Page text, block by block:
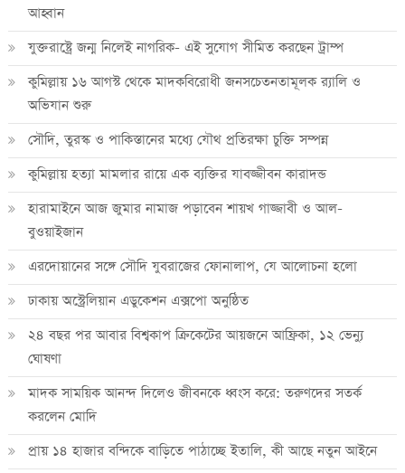
আহ্বান
যুক্তরাষ্ট্রে জন্ম নিলেই নাগরিক- এই সুযোগ সীমিত করছেন ট্রাম্প
কুমিল্লায় ১৬ আগস্ট থেকে মাদকবিরোধী জনসচেতনতামূলক র‍্যালি ও
অভিযান শুরু
সৌদি, তুরস্ক ও পাকিস্তানের মধ্যে যৌথ প্রতিরক্ষা চুক্তি সম্পন্ন
কুমিল্লায় হত্যা মামলার রায়ে এক ব্যক্তির যাবজ্জীবন কারাদন্ড
হারামাইনে আজ জুমার নামাজ পড়াবেন শায়খ গাজ্জাবী ও আল-
বুওয়াইজান
এরদোয়ানের সঙ্গে সৌদি যুবরাজের ফোনালাপ, যে আলোচনা হলো
ঢাকায় অস্ট্রেলিয়ান এডুকেশন এক্সপো অনুষ্ঠিত
২৪ বছর পর আবার বিশ্বকাপ ক্রিকে‌টের আয়জনে আফ্রিকা, ১২ ভেন্যু
ঘোষণা
মাদক সাময়িক আনন্দ দিলেও জীবনকে ধ্বংস করে: তরুণদের সতর্ক
করলেন মোদি
প্রায় ১৪ হাজার বন্দিকে বাড়িতে পাঠাচ্ছে ইতালি, কী আছে নতুন আইনে